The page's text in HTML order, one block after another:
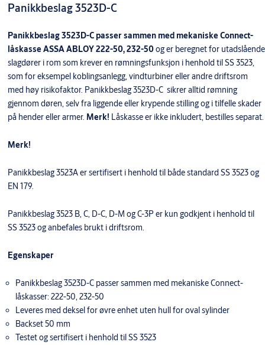
Panikkbeslag 3523D-C
Panikkbeslag 3523D-C passer sammen med mekaniske Connect-
låskasse ASSA ABLOY 222-50, 232-50og er beregnet for utadslående
slagdører i rom som krever en rømningsfunksjon i henhold til SS 3523,
som for eksempel koblingsanlegg, vindturbiner eller andre driftsrom
med høy risikofaktor. Panikkbeslag 3523D-C sikrer alltid rømning
gjennom døren, selv fra liggende eller krypende stilling og i tilfelle skader
på hender eller armer. Merk! Låskasse er ikke inkludert, bestilles separat.
Merk!
Panikkbeslag 3523A er sertifisert i henhold til både standard SS 3523 og
EN 179.
Panikkbeslag 3523 B, C, D-C, D-M og C-3P er kun godkjent i henhold til
SS 3523 og anbefales brukt i driftsrom.
Egenskaper
Panikkbeslag 3523D-C passer sammen med mekaniske Connect-
låskasser: 222-50, 232-50
Leveres med deksel for øvre enhet uten hull for oval sylinder
Backset 50 mm
Testet og sertifisert i henhold til SS 3523